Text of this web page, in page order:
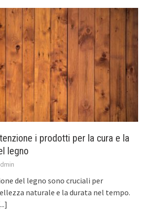
i prodotti per la cura e la
legno
del legno sono cruciali per
naturale e la durata nel tempo.